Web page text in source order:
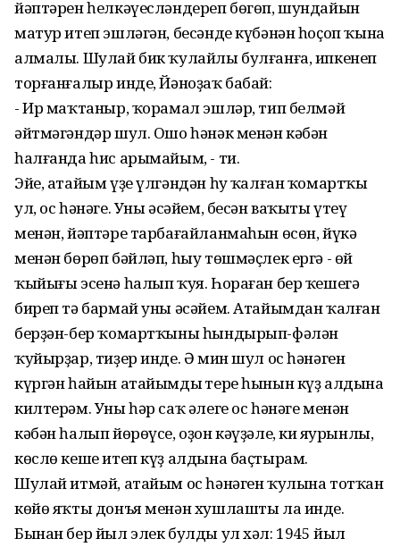
йәптәрен һелкәүесләндереп бөгөп, шундайын
матур итеп эшләгән, бесәнде күбәнән һоҫоп ҡына
алмалы. Шулай бик ҡулайлы булғанға, ипкенеп
торғанғалыр инде, Йәноҙаҡ бабай:
- Ир маҡтаныр, ҡорамал эшләр, тип белмәй
әйтмәгәндәр шул. Ошо һәнәк менән кәбән
һалғанда һис арымайым, - ти.
Эйе, атайым үҙе үлгәндән һуң ҡалған ҡомартҡы
ул, ос һәнәге. Уны әсәйем, бесән ваҡыты үтеү
менән, йәптәре тарбағайланмаһын өсөн, йүкә
менән бөрөп бәйләп, һыу төшмәҫлек ергә - өй
ҡыйығы эсенә һалып ҡуя. Һораған бер ҡешегә
биреп тә бармай уны әсәйем. Атайымдан ҡалған
берҙән-бер ҡомартҡыны һындырып-фәлән
ҡуйырҙар, тиҙер инде. Ә мин шул ос һәнәген
күргән һайын атайымдың тере һынын күҙ алдына
килтерәм. Уны һәр саҡ әлеге ос һәнәге менән
кәбән һалып йөрөүсе, оҙон кәүҙәле, киң яурынлы,
көслө кеше итеп күҙ алдына баҫтырам.
Шулай итмәй, атайым ос һәнәген ҡулына тотҡан
көйө яҡты донъя менән хушлашты ла инде.
Бынан бер йыл элек булды ул хәл: 1945 йыл